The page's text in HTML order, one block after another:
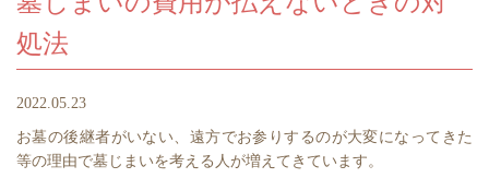
処法
2022.05.23
お墓の後継者がいない、遠方でお参りするのが大変になってきた
等の理由で墓じまいを考える人が増えてきています。